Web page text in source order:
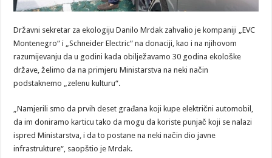
Državni sekretar za ekologiju Danilo Mrdak zahvalio je kompaniji „EVC
Montenegro“ i „Schneider Electric“ na donaciji, kao i na njihovom
razumijevanju da u godini kada obilježavamo 30 godina ekološke
države, želimo da na primjeru Ministarstva na neki način
podstaknemo „zelenu kulturu“.
„Namjerili smo da prvih deset građana koji kupe električni automobil,
da im doniramo karticu tako da mogu da koriste punjač koji se nalazi
ispred Ministarstva, i da to postane na neki način dio javne
infrastrukture“, saopštio je Mrdak.​